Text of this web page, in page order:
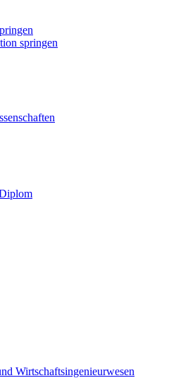
springen
Wirtschaftsingenieurwesen